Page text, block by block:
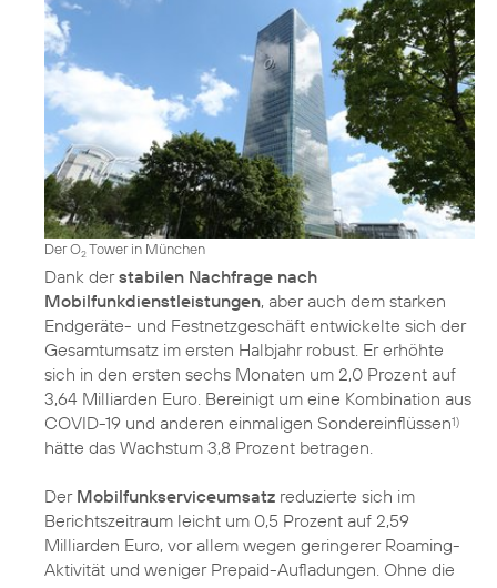
Der O2Tower in München
Dank derstabilen Nachfrage nach
Mobilfunkdienstleistungen, aber auch dem starken
Endgeräte- und Festnetzgeschäft entwickelte sich der
Gesamtumsatz im ersten Halbjahr robust. Er erhöhte
sich in den ersten sechs Monaten um 2,0 Prozent auf
3,64 Milliarden Euro. Bereinigt um eine Kombination aus
COVID-19 und anderen einmaligen Sondereinflüssen1)
hätte das Wachstum 3,8 Prozent betragen.
Der Mobilfunkserviceumsatz reduzierte sich im
Berichtszeitraum leicht um 0,5 Prozent auf 2,59
Milliarden Euro, vor allem wegen geringerer Roaming-
Aktivität und weniger Prepaid-Aufladungen. Ohne die